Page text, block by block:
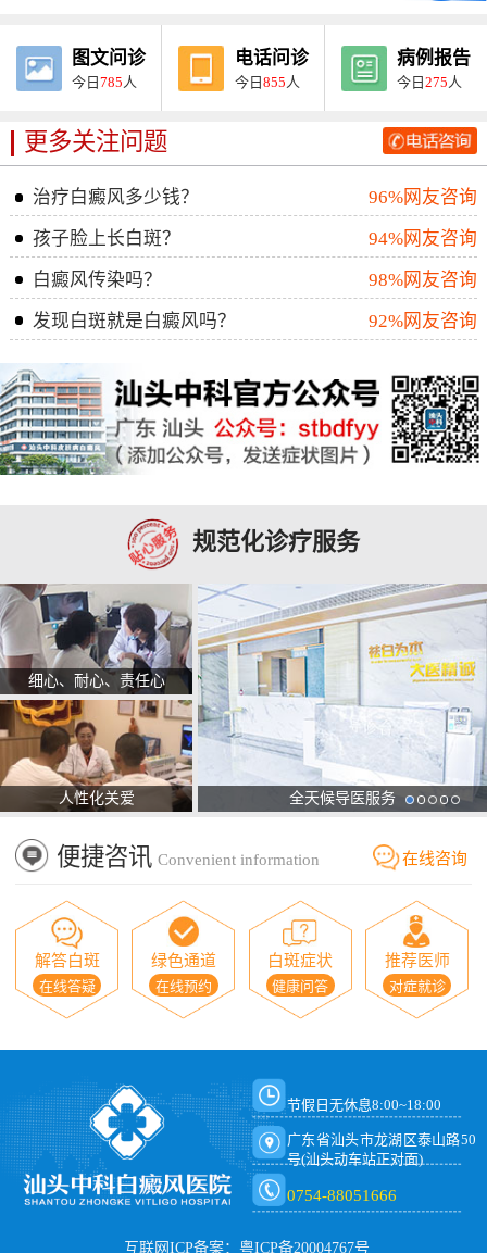
图文问诊
今日785 人
电话问诊
今日855 人
病例报告
今日275 人
更多关注问题
治疗白癜风多少钱？
96%网友咨询
孩子脸上长白斑？
94%网友咨询
白癜风传染吗？
98%网友咨询
发现白斑就是白癜风吗？
92%网友咨询
规范化诊疗服务
细心、耐心、责任心
人性化关爱 全天候导医服务
便捷咨讯 Convenient information 在线咨询
解答白斑
在线答疑
绿色通道
在线预约
白斑症状
健康问答
推荐医师
对症就诊
节假日无休息8:00~18:00
广东省汕头市龙湖区泰山路50
号(汕头动车站正对面)
0754-88051666
互联网ICP备案：粤ICP备20004767号